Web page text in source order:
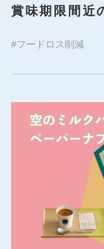
賞味期限間近
#フードロス削減